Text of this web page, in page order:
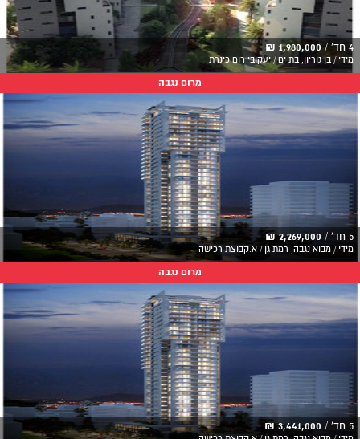
4 חד' / 1,980,000 ₪
מידי / בן גוריון, בת ים / יעקובי רום כינרת
מרום נגבה
5 חד' / 2,269,000 ₪
מידי / מבוא נגבה, רמת גן / א.קבוצת רכישה
מרום נגבה
5 חד' / 3,441,000 ₪